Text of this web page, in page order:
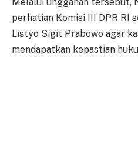
Melalui unggahan tersebut,
perhatian Komisi III DPR RI
Listyo Sigit Prabowo agar
mendapatkan kepastian